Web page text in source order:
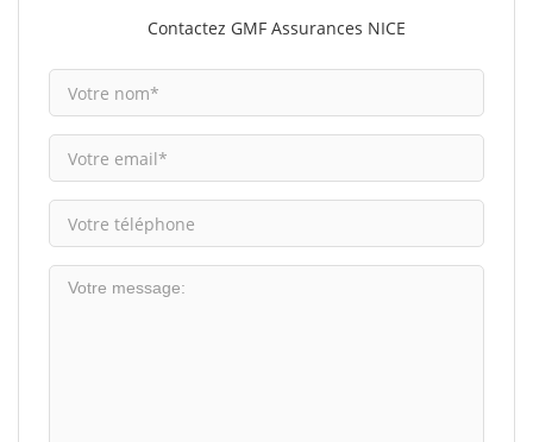
Contactez GMF Assurances NICE